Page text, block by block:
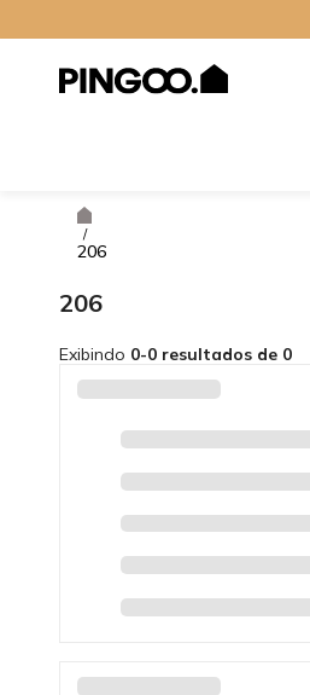
/
206
206
Exibindo 0-0 resultados de 0